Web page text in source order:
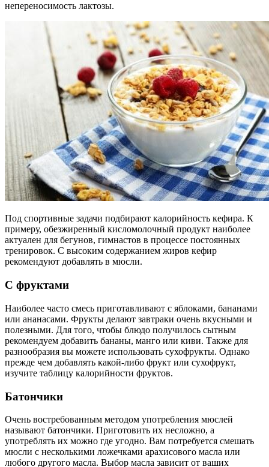
непереносимость лактозы.
Под спортивные задачи подбирают калорийность кефира. К
примеру, обезжиренный кисломолочный продукт наиболее
актуален для бегунов, гимнастов в процессе постоянных
тренировок. С высоким содержанием жиров кефир
рекомендуют добавлять в мюсли.
С фруктами
Наиболее часто смесь приготавливают с яблоками, бананами
или ананасами. Фрукты делают завтраки очень вкусными и
полезными. Для того, чтобы блюдо получилось сытным
рекомендуем добавить бананы, манго или киви. Также для
разнообразия вы можете использовать сухофрукты. Однако
прежде чем добавлять какой-либо фрукт или сухофрукт,
изучите таблицу калорийности фруктов.
Батончики
Очень востребованным методом употребления мюслей
называют батончики. Приготовить их несложно, а
употреблять их можно где угодно. Вам потребуется смешать
мюсли с несколькими ложечками арахисового масла или
любого другого масла. Выбор масла зависит от ваших